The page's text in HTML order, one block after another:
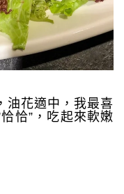
油花適中，我最喜
恰”，吃起來軟嫩